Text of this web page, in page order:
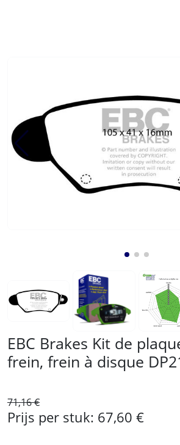
EBC Brakes Kit de
frein, frein à disque
71,16 €
Prijs per stuk: 67,60 €